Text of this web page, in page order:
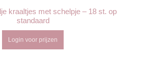
kraaltjes met schelpje – 18 st. op
standaard
Login voor prijzen